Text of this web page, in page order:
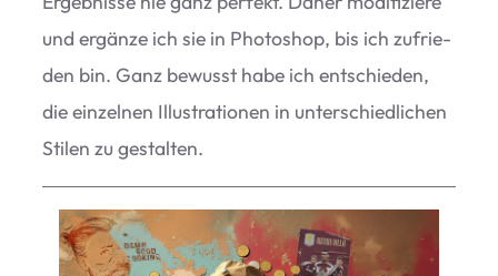
und ergänze ich sie in Pho­to­shop, bis ich zufrie­
den bin. Ganz bewusst habe ich ent­schie­den,
die ein­zel­nen Illus­tra­tio­nen in unter­schied­li­chen
Sti­len zu gestalten.